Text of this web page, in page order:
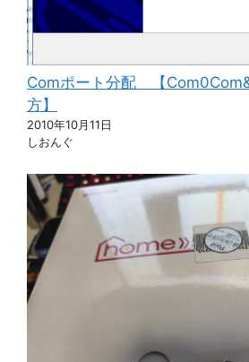
Comポート分配 【
方】
2010年10月11日
しおんぐ